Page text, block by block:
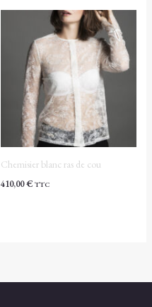
Chemisier blanc ras de cou
410,00€ TTC